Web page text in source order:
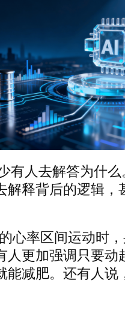
有人去解答为什
解释背后的逻辑，
心率区间运动时
人更加强调只要动
能减肥。还有人说